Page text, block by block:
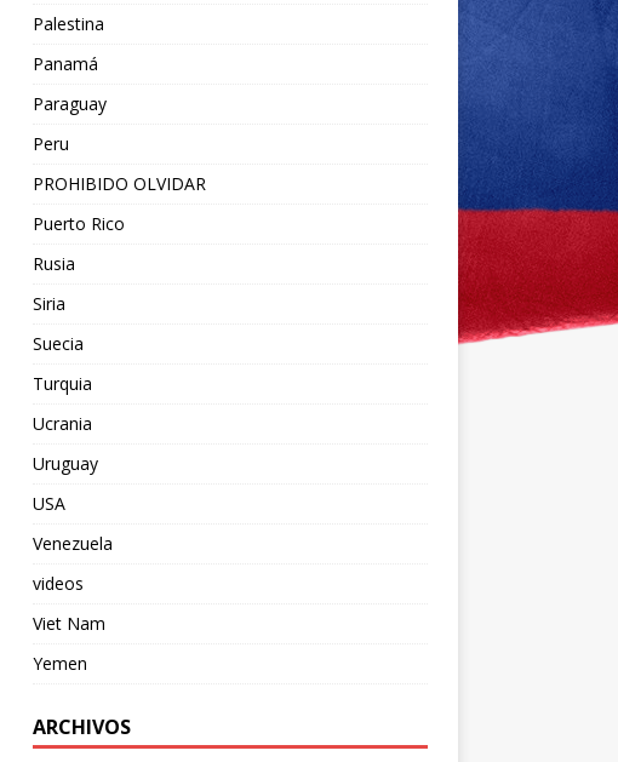
Palestina
Panamá
Paraguay
Peru
PROHIBIDO OLVIDAR
Puerto Rico
Rusia
Siria
Suecia
Turquia
Ucrania
Uruguay
USA
Venezuela
videos
Viet Nam
Yemen
ARCHIVOS